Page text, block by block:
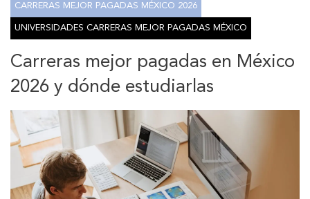
CARRERAS MEJOR PAGADAS MÉXICO 2026
UNIVERSIDADES CARRERAS MEJOR PAGADAS MÉXICO
Carreras mejor pagadas en México
2026 y dónde estudiarlas